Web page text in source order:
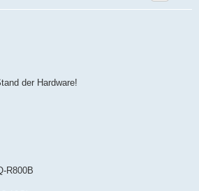
der Hardware!
R800B